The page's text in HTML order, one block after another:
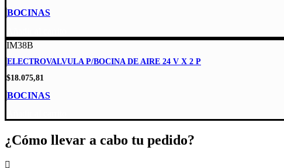
BOCINAS
IM38B
ELECTROVALVULA P/BOCINA DE AIRE 24 V X 2 P
$18.075,81
BOCINAS
¿Cómo llevar a cabo tu pedido?